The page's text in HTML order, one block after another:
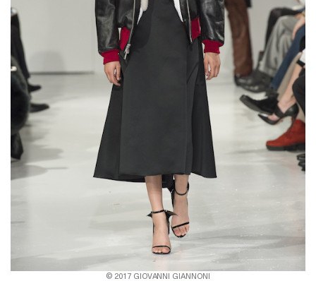
© 2017 GIOVANNI GIANNONI